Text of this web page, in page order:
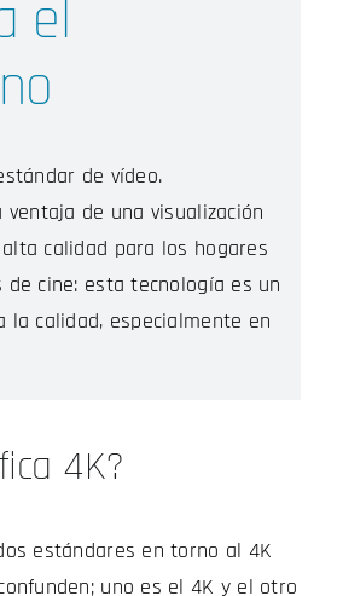
el
de vídeo.
ventaja de una visualización
calidad para los hogares
cine: esta tecnología es un
la calidad, especialmente en
4K?
estándares en torno al 4K
uno es el 4K y el otro